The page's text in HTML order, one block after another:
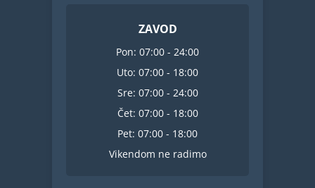
ZAVOD
Pon: 07:00 - 24:00
Uto: 07:00 - 18:00
Sre: 07:00 - 24:00
Čet: 07:00 - 18:00
Pet: 07:00 - 18:00
Vikendom ne radimo